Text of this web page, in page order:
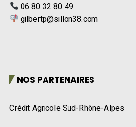
06 80 32 80 49
gilbertp@sillon38.com
NOS PARTENAIRES
Crédit Agricole Sud-Rhône-Alpes